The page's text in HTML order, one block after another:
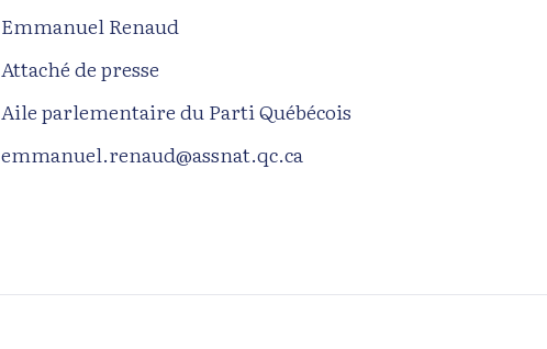
Emmanuel Renaud
Attaché de presse
Aile parlementaire du Parti Québécois
emmanuel.renaud@assnat.qc.ca